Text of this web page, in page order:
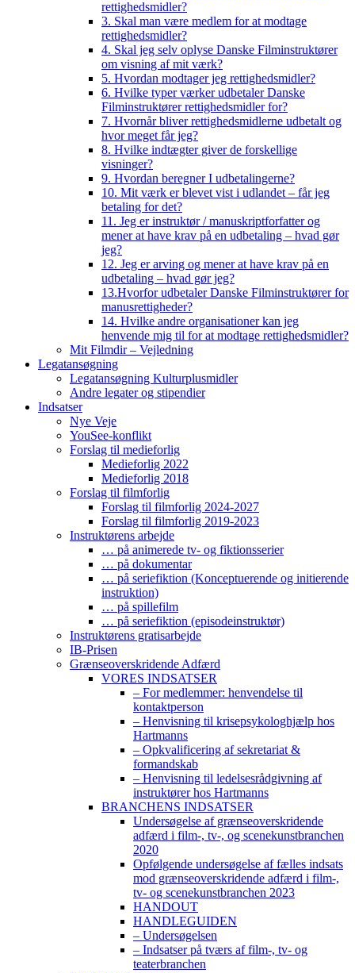
rettighedsmidler?
3. Skal man være medlem for at modtage
rettighedsmidler?
4. Skal jeg selv oplyse Danske Filminstruktører
om visning af mit værk?
5. Hvordan modtager jeg rettighedsmidler?
6. Hvilke typer værker udbetaler Danske
Filminstruktører rettighedsmidler for?
7. Hvornår bliver rettighedsmidlerne udbetalt og
hvor meget får jeg?
8. Hvilke indtægter giver de forskellige
visninger?
9. Hvordan beregner I udbetalingerne?
10. Mit værk er blevet vist i udlandet – får jeg
betaling for det?
11. Jeg er instruktør / manuskriptforfatter og
mener at have krav på en udbetaling – hvad gør
jeg?
12. Jeg er arving og mener at have krav på en
udbetaling – hvad gør jeg?
13.Hvorfor udbetaler Danske Filminstruktører for
manusrettigheder?
14. Hvilke andre organisationer kan jeg
henvende mig til for at modtage rettighedsmidler?
Mit Filmdir – Vejledning
Legatansøgning
Legatansøgning Kulturplusmidler
Andre legater og stipendier
Indsatser
Nye Veje
YouSee-konflikt
Forslag til medieforlig
Medieforlig 2022
Medieforlig 2018
Forslag til filmforlig
Forslag til filmforlig 2024-2027
Forslag til filmforlig 2019-2023
Instruktørens arbejde
… på animerede tv- og fiktionsserier
… på dokumentar
… på seriefiktion (Konceptuerende og initierende
instruktion)
… på spillefilm
… på seriefiktion (episodeinstruktør)
Instruktørens gratisarbejde
IB-Prisen
Grænseoverskridende Adfærd
VORES INDSATSER
– For medlemmer: henvendelse til
kontaktperson
– Henvisning til krisepsykologhjælp hos
Hartmanns
– Opkvalificering af sekretariat &
formandskab
– Henvisning til ledelsesrådgivning af
instruktører hos Hartmanns
BRANCHENS INDSATSER
Undersøgelse af grænseoverskridende
adfærd i film-, tv-, og scenekunstbranchen
2020
Opfølgende undersøgelse af fælles indsats
mod grænseoverskridende adfærd i film-,
tv- og scenekunstbranchen 2023
HANDOUT
HANDLEGUIDEN
– Undersøgelsen
– Indsatser på tværs af film-, tv- og
teaterbranchen